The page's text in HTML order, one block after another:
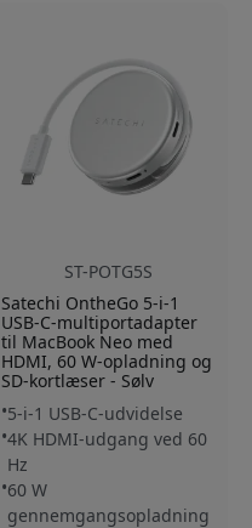
ST-POTG5S
Satechi OntheGo 5-i-1
USB-C-multiportadapter
til MacBook Neo med
HDMI, 60 W-opladning og
SD-kortlæser - Sølv
5-i-1 USB-C-udvidelse
4K HDMI-udgang ved 60
Hz
60 W
gennemgangsopladning